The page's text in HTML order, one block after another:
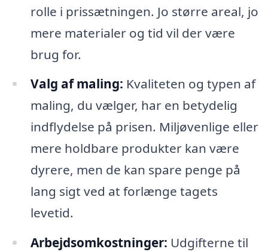
rolle i prissætningen. Jo større areal, jo
mere materialer og tid vil der være
brug for.
Valg af maling: Kvaliteten og typen af
maling, du vælger, har en betydelig
indflydelse på prisen. Miljøvenlige eller
mere holdbare produkter kan være
dyrere, men de kan spare penge på
lang sigt ved at forlænge tagets
levetid.
Arbejdsomkostninger: Udgifterne til